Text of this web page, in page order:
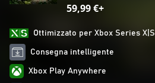
59,99 €+
Ottimizzato per Xbox Series X|S
Consegna intelligente
Xbox Play Anywhere